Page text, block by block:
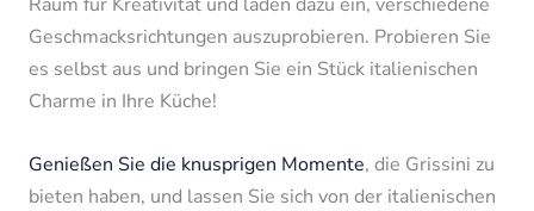
Geschmacksrichtungen auszuprobieren. Probieren Sie
es selbst aus und bringen Sie ein Stück italienischen
Charme in Ihre Küche!
Genießen Sie die knusprigen Momente, die Grissini zu
bieten haben, und lassen Sie sich von der italienischen